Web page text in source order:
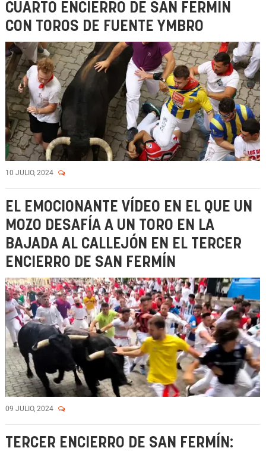
CUARTO ENCIERRO DE SAN FERMÍN
CON TOROS DE FUENTE YMBRO
10 JULIO, 2024
EL EMOCIONANTE VÍDEO EN EL QUE UN
MOZO DESAFÍA A UN TORO EN LA
BAJADA AL CALLEJÓN EN EL TERCER
ENCIERRO DE SAN FERMÍN
09 JULIO, 2024
TERCER ENCIERRO DE SAN FERMÍN: